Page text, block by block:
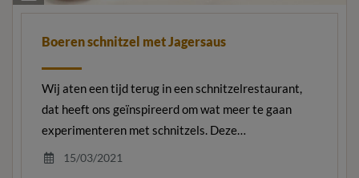
Boeren schnitzel met Jagersaus
Wij aten een tijd terug in een schnitzelrestaurant,
dat heeft ons geïnspireerd om wat meer te gaan
experimenteren met schnitzels. Deze…
15/03/2021